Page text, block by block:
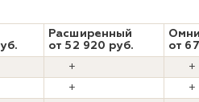
Расширенный
от 52 920 руб.
Омни
от
+
+
+
+